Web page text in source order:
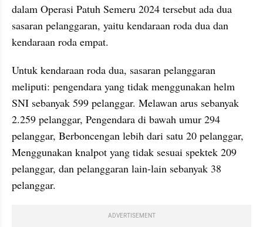
dalam Operasi Patuh Semeru 2024 tersebut ada dua
sasaran pelanggaran, yaitu kendaraan roda dua dan
kendaraan roda empat.
Untuk kendaraan roda dua, sasaran pelanggaran
meliputi: pengendara yang tidak menggunakan helm
SNI sebanyak 599 pelanggar. Melawan arus sebanyak
2.259 pelanggar, Pengendara di bawah umur 294
pelanggar, Berboncengan lebih dari satu 20 pelanggar,
Menggunakan knalpot yang tidak sesuai spektek 209
pelanggar, dan pelanggaran lain-lain sebanyak 38
pelanggar.
ADVERTISEMENT